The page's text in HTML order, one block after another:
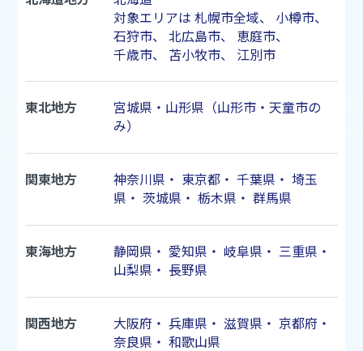
対象エリアは 札幌市全域、 小樽市、
石狩市、 北広島市、 恵庭市、
千歳市、 苫小牧市、 江別市
東北地方
宮城県・山形県（山形市・天童市の
み）
関東地方 神奈川県 ・ 東京都・ 千葉県 ・ 埼玉
県 ・ 茨城県 ・ 栃木県 ・ 群馬県
東海地方 静岡県 ・ 愛知県 ・ 岐阜県 ・ 三重県 ・
山梨県 ・ 長野県
関西地方 大阪府 ・ 兵庫県 ・ 滋賀県 ・ 京都府 ・
奈良県 ・ 和歌山県